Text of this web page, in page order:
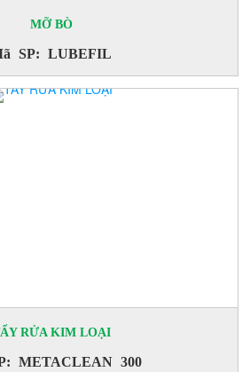
MỠ BÒ
SP: LUBEFIL
RỬA KIM LOẠI
METACLEAN 300
XỊT TẨY DẦU
SPRAYVAN 830